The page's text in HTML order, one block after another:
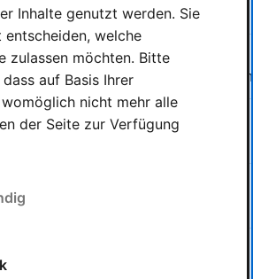
SPIEL-Merch
12 €
Zugang zu besonderen
Miniaturenwettbewerben
15 €
Teilnahme am Catan-
Inhalte genutzt werden. Sie
entscheiden, welche
zulassen möchten. Bitte
auf Basis Ihrer
nicht mehr alle
der Seite zur Verfügung